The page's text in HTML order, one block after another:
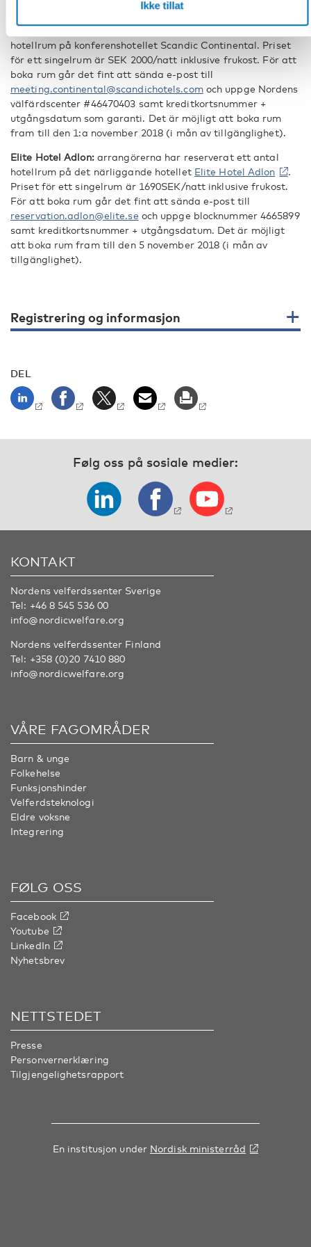
Ikke tillat
Scandic Continental: arrangörerna har reserverat ett antal
hotellrum på konferenshotellet Scandic Continental. Priset
för ett singelrum är SEK 2000/natt inklusive frukost. För att
boka rum går det fint att sända e-post till
meeting.continental@scandichotels.comoch uppge Nordens
välfärdscenter #46470403 samt kreditkortsnummer +
utgångsdatum som garanti. Det är möjligt att boka rum
fram till den 1:a november 2018 (i mån av tillgänglighet).
Elite Hotel Adlon:arrangörerna har reserverat ett antal
hotellrum på det närliggande hotellet Elite Hotel Adlon
.
Priset för ett singelrum är 1690SEK/natt inklusive frukost.
För att boka rum går det fint att sända e-post till
reservation.adlon@elite.se och uppge blocknummer 4665899
samt kreditkortsnummer + utgångsdatum. Det är möjligt
att boka rum fram till den 5 november 2018 (i mån av
tillgänglighet).
Registrering og informasjon
DEL
Følg oss på sosiale medier:
KONTAKT
Nordens velferdssenter Sverige
Tel: +46 8 545 536 00
info@nordicwelfare.org
Nordens velferdssenter Finland
Tel: +358 (0)20 7410 880
info@nordicwelfare.org
VÅRE FAGOMRÅDER
Barn & unge
Folkehelse
Funksjonshinder
Velferdsteknologi
Eldre voksne
Integrering
FØLG OSS
Facebook
Youtube
LinkedIn
Nyhetsbrev
NETTSTEDET
Presse
Personvernerklæring
Tilgjengelighetsrapport
En institusjon under Nordisk ministerråd